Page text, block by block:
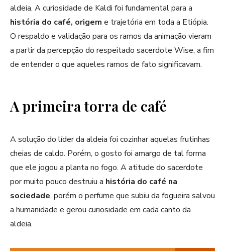
aldeia. A curiosidade de Kaldi foi fundamental para a
história do café, origem e trajetória em toda a Etiópia.
O respaldo e validação para os ramos da animação vieram
a partir da percepção do respeitado sacerdote Wise, a fim
de entender o que aqueles ramos de fato significavam.
A primeira torra de café
A solução do líder da aldeia foi cozinhar aquelas frutinhas
cheias de caldo. Porém, o gosto foi amargo de tal forma
que ele jogou a planta no fogo. A atitude do sacerdote
por muito pouco destruiu a história do café na
sociedade, porém o perfume que subiu da fogueira salvou
a humanidade e gerou curiosidade em cada canto da
aldeia.